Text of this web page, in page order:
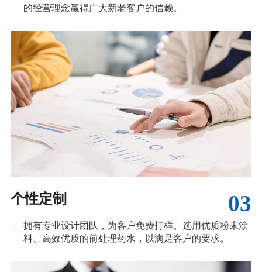
的经营理念赢得广大新老客户的信赖。
03
个性定制
拥有专业设计团队，为客户免费打样。选用优质粉末涂
料、高效优质的前处理药水，以满足客户的要求。